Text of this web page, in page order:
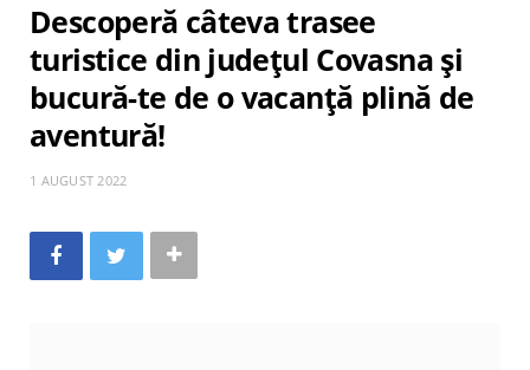
m
Descoperă câteva trasee
turistice din județul Covasna și
bucură-te de o vacanță plină de
aventură!
1 AUGUST 2022